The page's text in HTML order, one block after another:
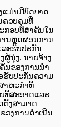
ແມ່ນມີບົດບາດ
ຄວບຄຸມທີ່
ກອບທີ່ສໍາຄັນໃນ
ານຫຼຸດຜ່ອນການ
ລະຮັບປະກັນ
ຜູ້ນຸ່ງ. ນາຍຈ້າງ
ນຂອງການນໍາ
ຮັບປະກັນຄວາມ
າຫະກໍາທີ່
ທີ່ສະອາດແລະ
ຕັ້ງສາມາດ
ອງການດໍາເນີນ